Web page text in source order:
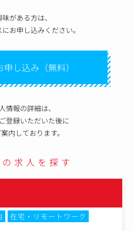
がある方は、
お申し込みください。
し込み（無料）
情報の詳細は、
登録いただいた後に
内しております。
求人を探す
在宅・リモートワーク